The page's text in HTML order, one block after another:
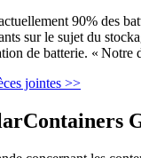
90% des
sur le sujet du
de batterie. « Notre
jointes >>